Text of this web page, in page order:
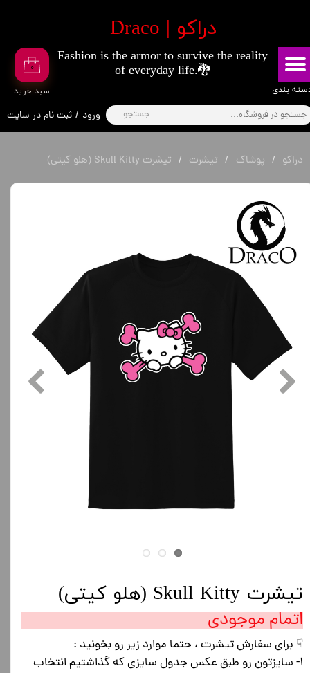
​دراکو | Draco
۰
جستجو ورود / ثبت نام در سایت
تغییر گذر واژه
سفارشات
خروج از حساب کاربری
​سبد خرید
Fashion is the armor to survive the reality
of everyday life.🐉
بندی
دراکو پوشاک تیشرت تیشرت Skull Kitty (هلو کیتی)
تیشرت Skull Kitty (هلو کیتی)
اتمام موجودی
☟ برای سفارش تیشرت ، حتما موارد زیر رو بخونید :
۱- سایزتون رو طبق عکس جدول سایزی که گذاشتیم انتخاب